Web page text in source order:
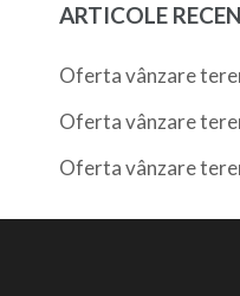
ARTICOLE
Oferta vânzare
Oferta vânzare
Oferta vânzare